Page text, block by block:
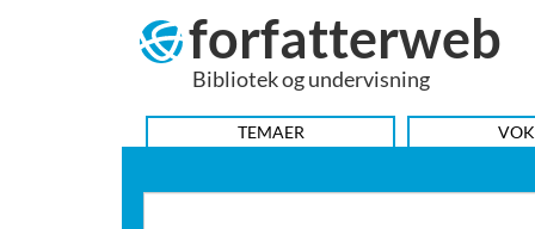
forfatterweb
Bibliotek og undervisning
HOVEDMENU
TEMAER